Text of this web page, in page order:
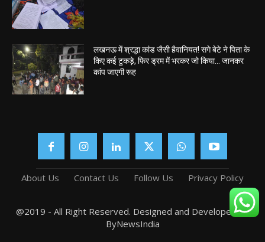
लखनऊ में श्रद्धा कांड जैसी हैवानियत! सगे बेटे ने पिता के
किए कई टुकड़े, फिर ड्रम में भरकर जो किया… जानकर
कांप जाएगी रूह
About Us Contact Us Follow Us Privacy Policy
@2019 - All Right Reserved. Designed and Developed by
ByNewsIndia